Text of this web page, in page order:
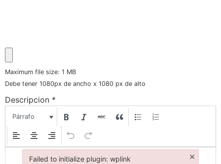
Maximum file size: 1 MB
Debe tener 1080px de ancho x 1080 px de alto
Descripcion *
Párrafo
Failed to initialize plugin: wplink ×